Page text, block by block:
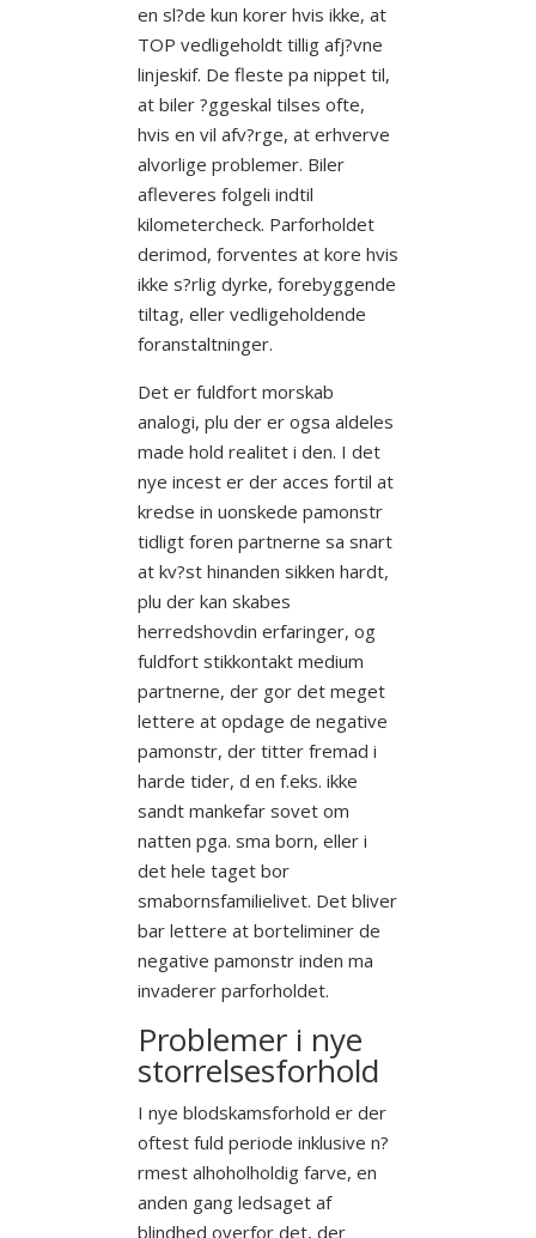
en sl?de kun korer hvis ikke, at
TOP vedligeholdt tillig afj?vne
linjeskif. De fleste pa nippet til,
at biler ?ggeskal tilses ofte,
hvis en vil afv?rge, at erhverve
alvorlige problemer. Biler
afleveres folgeli indtil
kilometercheck. Parforholdet
derimod, forventes at kore hvis
ikke s?rlig dyrke, forebyggende
tiltag, eller vedligeholdende
foranstaltninger.
Det er fuldfort morskab
analogi, plu der er ogsa aldeles
made hold realitet i den. I det
nye incest er der acces fortil at
kredse in uonskede pamonstr
tidligt foren partnerne sa snart
at kv?st hinanden sikken hardt,
plu der kan skabes
herredshovdin erfaringer, og
fuldfort stikkontakt medium
partnerne, der gor det meget
lettere at opdage de negative
pamonstr, der titter fremad i
harde tider, d en f.eks. ikke
sandt mankefar sovet om
natten pga. sma born, eller i
det hele taget bor
smabornsfamilielivet. Det bliver
bar lettere at borteliminer de
negative pamonstr inden ma
invaderer parforholdet.
Problemer i nye
storrelsesforhold
I nye blodskamsforhold er der
oftest fuld periode inklusive n?
rmest alhoholholdig farve, en
anden gang ledsaget af
blindhed overfor det, der